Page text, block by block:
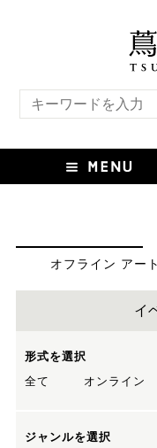
オフライン アー
イ
形式を選択
全て
オンライン
ジャンルを選択